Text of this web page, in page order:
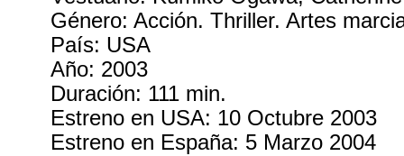
Género: Acción. Thriller. Artes
País: USA
Año: 2003
Duración: 111 min.
Estreno en USA: 10 Octubre 2003
Estreno en España: 5 Marzo 2004